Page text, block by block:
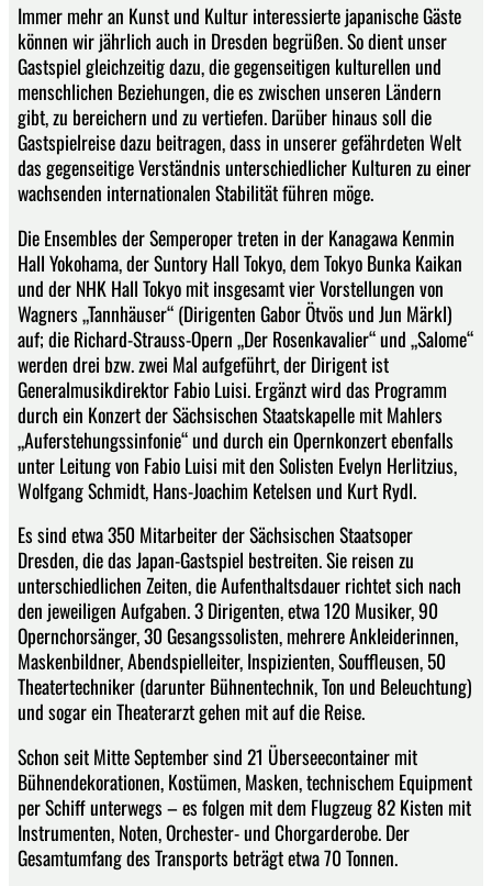
Immer mehr an Kunst und Kultur interessierte japanische Gäste
können wir jährlich auch in Dresden begrüßen. So dient unser
Gastspiel gleichzeitig dazu, die gegenseitigen kulturellen und
menschlichen Beziehungen, die es zwischen unseren Ländern
gibt, zu bereichern und zu vertiefen. Darüber hinaus soll die
Gastspielreise dazu beitragen, dass in unserer gefährdeten Welt
das gegenseitige Verständnis unterschiedlicher Kulturen zu einer
wachsenden internationalen Stabilität führen möge.
Die Ensembles der Semperoper treten in der Kanagawa Kenmin
Hall Yokohama, der Suntory Hall Tokyo, dem Tokyo Bunka Kaikan
und der NHK Hall Tokyo mit insgesamt vier Vorstellungen von
Wagners „Tannhäuser“ (Dirigenten Gabor Ötvös und Jun Märkl)
auf; die Richard-Strauss-Opern „Der Rosenkavalier“ und „Salome“
werden drei bzw. zwei Mal aufgeführt, der Dirigent ist
Generalmusikdirektor Fabio Luisi. Ergänzt wird das Programm
durch ein Konzert der Sächsischen Staatskapelle mit Mahlers
„Auferstehungssinfonie“ und durch ein Opernkonzert ebenfalls
unter Leitung von Fabio Luisi mit den Solisten Evelyn Herlitzius,
Wolfgang Schmidt, Hans-Joachim Ketelsen und Kurt Rydl.
Es sind etwa 350 Mitarbeiter der Sächsischen Staatsoper
Dresden, die das Japan-Gastspiel bestreiten. Sie reisen zu
unterschiedlichen Zeiten, die Aufenthaltsdauer richtet sich nach
den jeweiligen Aufgaben. 3 Dirigenten, etwa 120 Musiker, 90
Opernchorsänger, 30 Gesangssolisten, mehrere Ankleiderinnen,
Maskenbildner, Abendspielleiter, Inspizienten, Souffleusen, 50
Theatertechniker (darunter Bühnentechnik, Ton und Beleuchtung)
und sogar ein Theaterarzt gehen mit auf die Reise.
Schon seit Mitte September sind 21 Überseecontainer mit
Bühnendekorationen, Kostümen, Masken, technischem Equipment
per Schiff unterwegs – es folgen mit dem Flugzeug 82 Kisten mit
Instrumenten, Noten, Orchester- und Chorgarderobe. Der
Gesamtumfang des Transports beträgt etwa 70 Tonnen.